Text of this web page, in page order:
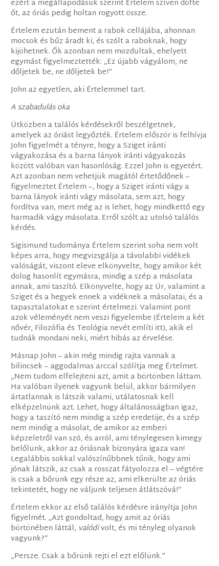
ezért a megállapodásuk szerint Értelem szíven döfte
őt, az óriás pedig holtan rogyott össze.
Értelem ezután bement a rabok cellájába, ahonnan
mocsok és bűz áradt ki, és szólt a raboknak, hogy
kijöhetnek. Ők azonban nem mozdultak, ehelyett
egymást figyelmeztették: „Ez újabb vágyálom, ne
dőljetek be, ne dőljetek be!”
John az egyetlen, aki Értelemmel tart.
A szabadulás oka
Útközben a találós kérdésekről beszélgetnek,
amelyek az óriást legyőzték. Értelem először is felhívja
John figyelmét a tényre, hogy a Sziget iránti
vágyakozása és a barna lányok iránti vágyakozás
között valóban van hasonlóság. Ezzel John is egyetért.
Azt azonban nem vehetjük magától értetődőnek –
figyelmeztet Értelem –, hogy a Sziget iránti vágy a
barna lányok iránti vágy másolata, sem azt, hogy
fordítva van, mert még az is lehet, hogy mindkettő egy
harmadik vágy másolata. Erről szólt az utolsó találós
kérdés.
Sigismund tudománya Értelem szerint soha nem volt
képes arra, hogy megvizsgálja a távolabbi vidékek
valóságát, viszont eleve elkönyvelte, hogy amikor két
dolog hasonlít egymásra, mindig a szép a másolata
annak, ami taszító. Elkönyvelte, hogy az Úr, valamint a
Sziget és a hegyek ennek a vidéknek a másolatai, és a
tapasztalatokat e szerint értelmezi. Valamint pont
azok véleményét nem veszi figyelembe (Értelem a két
nővér, Filozófia és Teológia nevét említi itt), akik el
tudnák mondani neki, miért hibás az érvelése.
Másnap John – akin még mindig rajta vannak a
bilincsek – aggodalmas arccal szólítja meg Értelmet.
„Nem tudom elfelejteni azt, amit a börtönben láttam.
Ha valóban ilyenek vagyunk belül, akkor bármilyen
ártatlannak is látszik valami, utálatosnak kell
elképzelnünk azt. Lehet, hogy általánosságban igaz,
hogy a taszító nem mindig a szép eredetije, és a szép
nem mindig a másolat, de amikor az emberi
képzeletről van szó, és arról, ami ténylegesen kimegy
belőlünk, akkor az óriásnak bizonyára igaza van!
Legalábbis sokkal valószínűbbnek tűnik, hogy ami
jónak látszik, az csak a rosszat fátyolozza el – végtére
is csak a bőrünk egy része az, ami elkerülte az óriás
tekintetét, hogy ne váljunk teljesen átlátszóvá!”
Értelem ekkor az első találós kérdésre irányítja John
figyelmét. „Azt gondoltad, hogy amit az óriás
börtönében láttál, valódivolt, és mi tényleg olyanok
vagyunk?”
„Persze. Csak a bőrünk rejti el ezt előlünk.”